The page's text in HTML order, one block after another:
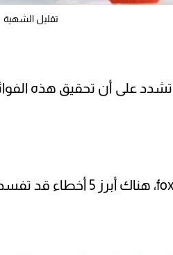
تقليل الشهية
على أن تحقيق هذه